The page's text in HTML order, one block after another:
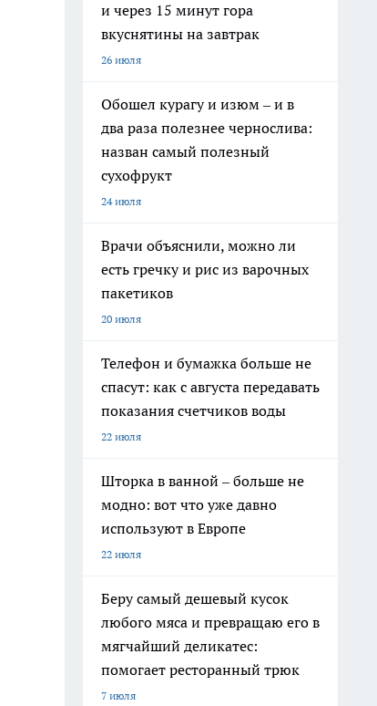
и через 15 минут гора
вкуснятины на завтрак
26 июля
Обошел курагу и изюм – и в
два раза полезнее чернослива:
назван самый полезный
сухофрукт
24 июля
Врачи объяснили, можно ли
есть гречку и рис из варочных
пакетиков
20 июля
Телефон и бумажка больше не
спасут: как с августа передавать
показания счетчиков воды
22 июля
Шторка в ванной – больше не
модно: вот что уже давно
используют в Европе
22 июля
Беру самый дешевый кусок
любого мяса и превращаю его в
мягчайший деликатес:
помогает ресторанный трюк
7 июля